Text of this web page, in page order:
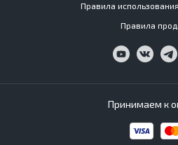
Правила
Правила
Принимаем к